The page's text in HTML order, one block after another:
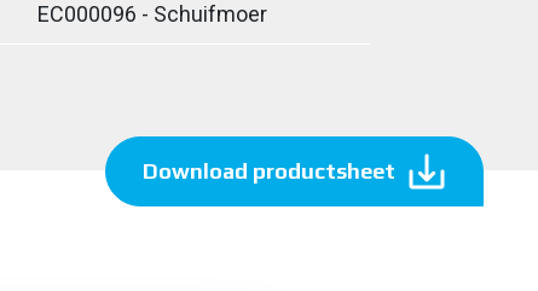
EC000096 - Schuifmoer
Download productsheet